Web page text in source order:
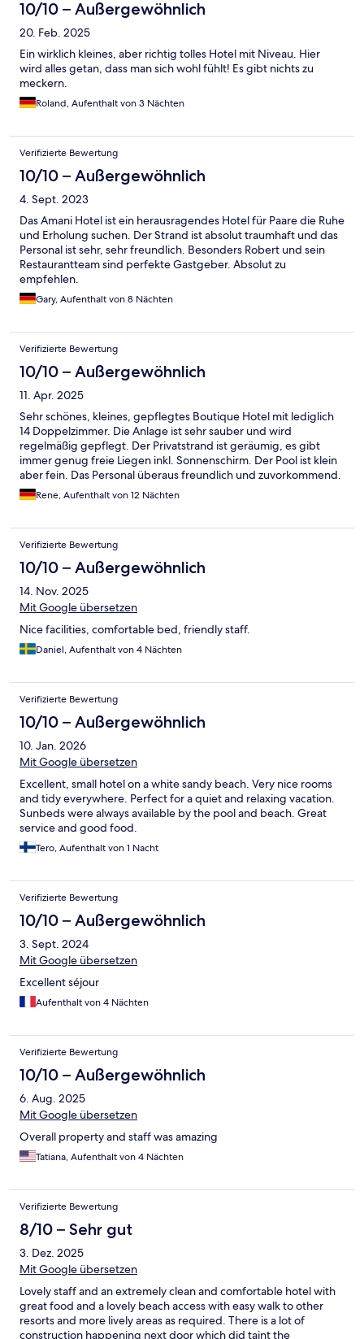
10/10 – Außergewöhnlich
20. Feb. 2025
Ein wirklich kleines, aber richtig tolles Hotel mit Niveau. Hier
wird alles getan, dass man sich wohl fühlt! Es gibt nichts zu
meckern.
Roland, Aufenthalt von 3 Nächten
Verifizierte Bewertung
10/10 – Außergewöhnlich
4. Sept. 2023
Das Amani Hotel ist ein herausragendes Hotel für Paare die Ruhe
und Erholung suchen. Der Strand ist absolut traumhaft und das
Personal ist sehr, sehr freundlich. Besonders Robert und sein
Restaurantteam sind perfekte Gastgeber. Absolut zu
empfehlen.
Gary, Aufenthalt von 8 Nächten
Verifizierte Bewertung
10/10 – Außergewöhnlich
11. Apr. 2025
Sehr schönes, kleines, gepflegtes Boutique Hotel mit lediglich
14 Doppelzimmer. Die Anlage ist sehr sauber und wird
regelmäßig gepflegt. Der Privatstrand ist geräumig, es gibt
immer genug freie Liegen inkl. Sonnenschirm. Der Pool ist klein
aber fein. Das Personal überaus freundlich und zuvorkommend.
Das Hotel liegt sehr ruhig und etwas abseits; die Ruhe wird ein
wenig gestört von Bauarbeiten nebenan. Der Strand an sich ist
Standspaziergänge bieten sich an. Das Wasser hingegen ist
leider kaum zu gebrauchen, da ziemlich voll mit Meeralgen. Hier
muss man einige Meter weiter Richtung Paje laufen, wo das
Wasser wesentlich schöner ist. Leider keine Gastronomie in
direkter Nähe, viel mehr müssen etwa 15-20 Minuten Fußweg
Richtung Paje absolviert werden, wo die Auswahl sehr gut ist.
beispielsweise mit exzellenten frischen Säften und Obst,
gleichwohl ist die Auswahl etwas überschaubar. Frisch
nicht, was man in dieser Preiskategorie durchaus erwarten
könnte. Das Abendessen gibt es a la carte, 1-2x in der Woche
gibt es Buffet. Bei längerem Aufenthalt als einer Woche
wiederholt es sich leider. Die Qualität ist ok mit Luft nach oben,
generell darf man auf der Insel nicht die ganz große Küche
erwarten. Insgesamt ein sehr schöner, entspannender
Aufenthalt. Klare Empfehlung!
Rene, Aufenthalt von 12 Nächten
Verifizierte Bewertung
10/10 – Außergewöhnlich
14. Nov. 2025
Mit Google übersetzen
Nice facilities, comfortable bed, friendly staff.
Daniel, Aufenthalt von 4 Nächten
Verifizierte Bewertung
10/10 – Außergewöhnlich
10. Jan. 2026
Mit Google übersetzen
Excellent, small hotel on a white sandy beach. Very nice rooms
and tidy everywhere. Perfect for a quiet and relaxing vacation.
Sunbeds were always available by the pool and beach. Great
service and good food.
Tero, Aufenthalt von 1 Nacht
Verifizierte Bewertung
10/10 – Außergewöhnlich
3. Sept. 2024
Mit Google übersetzen
Excellent séjour
Aufenthalt von 4 Nächten
Verifizierte Bewertung
10/10 – Außergewöhnlich
6. Aug. 2025
Mit Google übersetzen
Overall property and staff was amazing
Tatiana, Aufenthalt von 4 Nächten
Verifizierte Bewertung
8/10 – Sehr gut
3. Dez. 2025
Mit Google übersetzen
Lovely staff and an extremely clean and comfortable hotel with
great food and a lovely beach access with easy walk to other
resorts and more lively areas as required. There is a lot of
construction happening next door which did taint the